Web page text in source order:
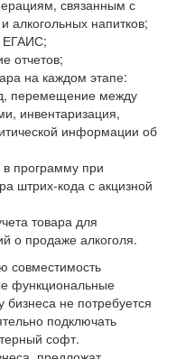
связанным с
алкогольных напитков;
ЕГАИС;
отчетов;
на каждом этапе:
перемещение между
инвентаризация,
информации об
программу при
штрих-кода с акцизной
товара для
о продаже алкоголя.
совместимость
функциональные
не потребуется
подключать
софт.